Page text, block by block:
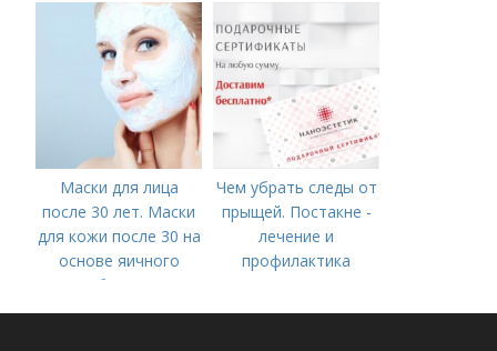
Маски для лица
после 30 лет. Маски
для кожи после 30 на
основе яичного
белка
Чем убрать следы от
прыщей. Постакне -
лечение и
профилактика